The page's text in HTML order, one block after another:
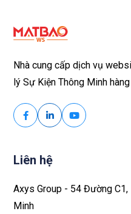
Nhà cung cấp dịch vụ
lý Sự Kiện Thông Minh
Liên hệ
Axys Group - 54 Đường C1,
Minh